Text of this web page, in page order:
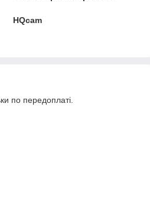
HQcam
по передоплаті.